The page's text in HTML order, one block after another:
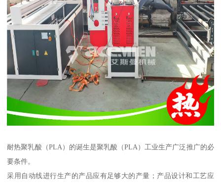
耐热聚乳酸（PLA）的诞生是聚乳酸（PLA）工业生产广泛推广的必
要条件。
采用自动线进行生产的产品应有足够大的产量；产品设计和工艺应